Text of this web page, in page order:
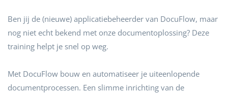
Ben jij de (nieuwe) applicatiebeheerder van DocuFlow, maar
nog niet echt bekend met onze documentoplossing? Deze
training helpt je snel op weg.
Met DocuFlow bouw en automatiseer je uiteenlopende
documentprocessen. Een slimme inrichting van de